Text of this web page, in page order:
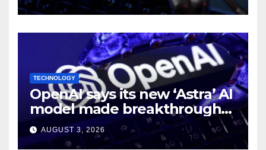
TECHNOLOGY
OpenAI says its new ‘Astra’ AI
model made breakthroughs
in 10 math problems
AUGUST 3, 2026